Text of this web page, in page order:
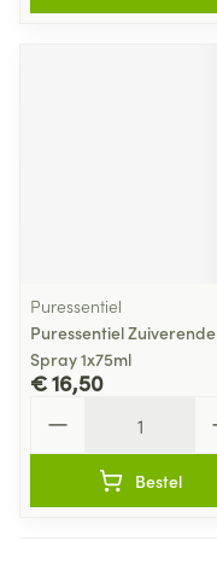
Puressentiel
Puressentiel Zuiverende
Spray 1x75ml
€ 16,50
Bestel